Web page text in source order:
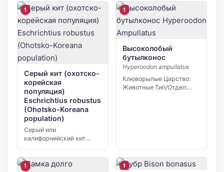
Порядок:…
1
Серый кит (охотско-
корейская
популяция)
Eschrichtius robustus
(Ohotsko-Koreana
population)
Серый или
калифорнийский кит
название – Eschrichtius
robustus. […]
1
Высоколобый
бутылконос
Hyperoodon ampullatus
Клюворылые Царство:
Животные Тип/Отдел:
1 1